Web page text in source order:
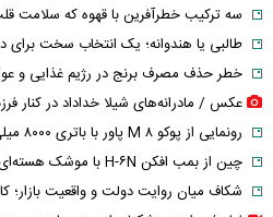
سه ترکیب خطرآفرین با قهوه که سلامت
طالبی یا هندوانه؛ یک انتخاب سخت برای
خطر حذف مصرف برنج در رژیم غذایی و
عکس / مادرانه‌های شیلا خداداد در کنار
رونمایی از پوکو M ۸ پاور با باتری ۸۰۰۰ میلی‌آمپرساعتی
چین از بمب افکن H-۶N با موشک هسته‌ای رونمایی کرد
شکاف میان روایت دولت و واقعیت بازار؛